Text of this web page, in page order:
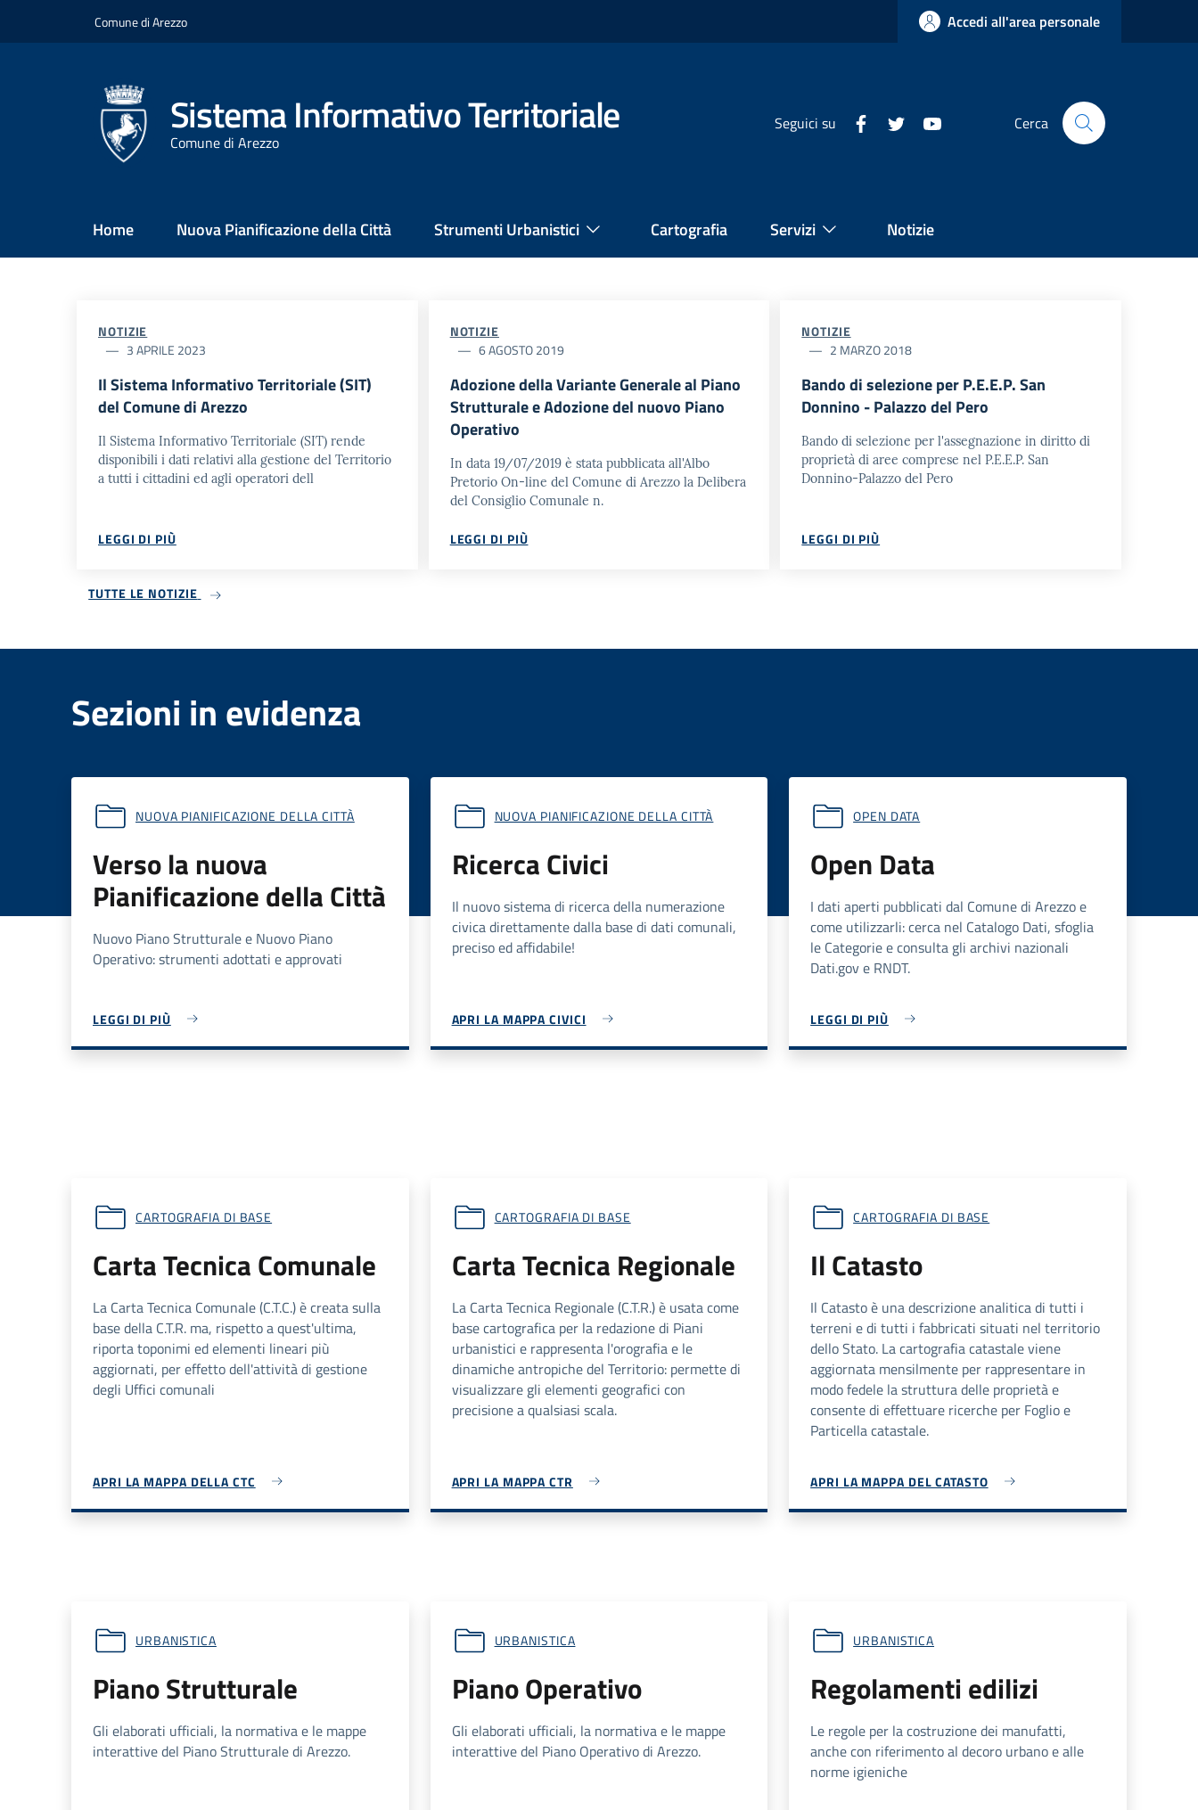
Comune di Arezzo Accedi all'area personale
Sistema Informativo Territoriale
Comune di Arezzo
Seguici su Cerca
Main
Menu
Home Nuova Pianificazione della Città Strumenti Urbanistici Cartografia Servizi Notizie
NOTIZIE
3 APRILE 2023
Il Sistema Informativo Territoriale (SIT)
del Comune di Arezzo
Il Sistema Informativo Territoriale (SIT) rende
disponibili i dati relativi alla gestione del Territorio
a tutti i cittadini ed agli operatori dell
LEGGI DI PIÙ
NOTIZIE
6 AGOSTO 2019
Adozione della Variante Generale al Piano
Strutturale e Adozione del nuovo Piano
Operativo
In data 19/07/2019 è stata pubblicata all'Albo
Pretorio On-line del Comune di Arezzo la Delibera
del Consiglio Comunale n.
LEGGI DI PIÙ
NOTIZIE
2 MARZO 2018
Bando di selezione per P.E.E.P. San
Donnino - Palazzo del Pero
Bando di selezione per l'assegnazione in diritto di
proprietà di aree comprese nel P.E.E.P. San
Donnino-Palazzo del Pero
LEGGI DI PIÙ
TUTTE LE NOTIZIE
Sezioni in evidenza
NUOVA PIANIFICAZIONE DELLA CITTÀ
Verso la nuova
Pianificazione della Città
Nuovo Piano Strutturale e Nuovo Piano
Operativo: strumenti adottati e approvati
LEGGI DI PIÙ
NUOVA PIANIFICAZIONE DELLA CITTÀ
Ricerca Civici
Il nuovo sistema di ricerca della numerazione
civica direttamente dalla base di dati comunali,
preciso ed affidabile!
APRI LA MAPPA CIVICI
OPEN DATA
Open Data
I dati aperti pubblicati dal Comune di Arezzo e
come utilizzarli: cerca nel Catalogo Dati, sfoglia
le Categorie e consulta gli archivi nazionali
Dati.gov e RNDT.
LEGGI DI PIÙ
CARTOGRAFIA DI BASE
Carta Tecnica Comunale
La Carta Tecnica Comunale (C.T.C.) è creata sulla
base della C.T.R. ma, rispetto a quest'ultima,
riporta toponimi ed elementi lineari più
aggiornati, per effetto dell'attività di gestione
degli Uffici comunali
APRI LA MAPPA DELLA CTC
CARTOGRAFIA DI BASE
Carta Tecnica Regionale
La Carta Tecnica Regionale (C.T.R.) è usata come
base cartografica per la redazione di Piani
urbanistici e rappresenta l'orografia e le
dinamiche antropiche del Territorio: permette di
visualizzare gli elementi geografici con
precisione a qualsiasi scala.
APRI LA MAPPA CTR
CARTOGRAFIA DI BASE
Il Catasto
Il Catasto è una descrizione analitica di tutti i
terreni e di tutti i fabbricati situati nel territorio
dello Stato. La cartografia catastale viene
aggiornata mensilmente per rappresentare in
modo fedele la struttura delle proprietà e
consente di effettuare ricerche per Foglio e
Particella catastale.
APRI LA MAPPA DEL CATASTO
URBANISTICA
Piano Strutturale
Gli elaborati ufficiali, la normativa e le mappe
interattive del Piano Strutturale di Arezzo.
URBANISTICA
Piano Operativo
Gli elaborati ufficiali, la normativa e le mappe
interattive del Piano Operativo di Arezzo.
URBANISTICA
Regolamenti edilizi
Le regole per la costruzione dei manufatti,
anche con riferimento al decoro urbano e alle
norme igieniche